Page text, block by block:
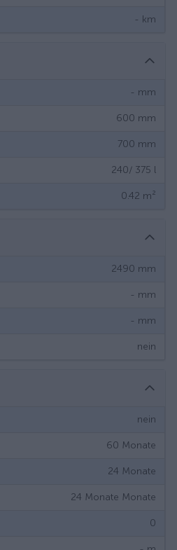
- km
- mm
600 mm
700 mm
240/ 375 l
0.42 m²
2490 mm
- mm
- mm
nein
nein
60 Monate
24 Monate
24 Monate Monate
0